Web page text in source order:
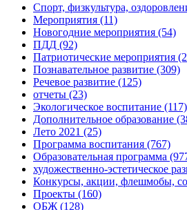
Спорт, физкультура,
Мероприятия (11)
Новогодние мероприятия (54)
ПДД (92)
Патриотические мероприятия
Познавательное развитие (309)
Речевое развитие (125)
отчеты (23)
Экологическое воспитание (117)
Дополнительное образование
Лето 2021 (25)
Программа воспитания (767)
Образовательная программа
художественно-эстетическое
Конкурсы, акции, флешмобы,
Проекты (160)
ОБЖ (128)